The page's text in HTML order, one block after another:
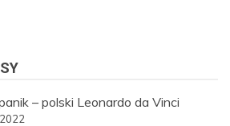
– polski Leonardo da Vinci